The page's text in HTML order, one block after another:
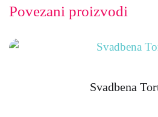
Povezani proizvodi
Svadbena